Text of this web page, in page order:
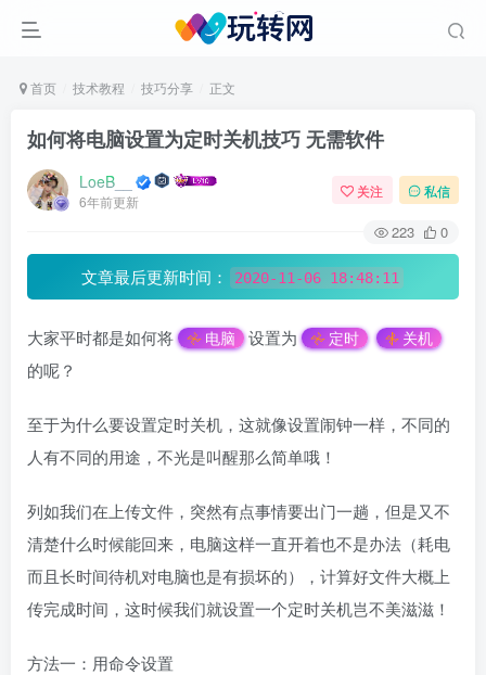
首页 技术教程 技巧分享 正文
如何将电脑设置为定时关机技巧 无需软件
LoeB__
6年前更新
关注 私信
223 0
文章最后更新时间： 2020-11-06 18:48:11
大家平时都是如何将 电脑 设置为 定时 关机
的呢？
至于为什么要设置定时关机，这就像设置闹钟一样，不同的
人有不同的用途，不光是叫醒那么简单哦！
列如我们在上传文件，突然有点事情要出门一趟，但是又不
清楚什么时候能回来，电脑这样一直开着也不是办法（耗电
而且长时间待机对电脑也是有损坏的），计算好文件大概上
传完成时间，这时候我们就设置一个定时关机岂不美滋滋！
方法一：用命令设置